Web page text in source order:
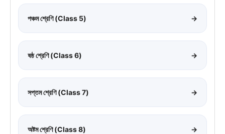
পঞ্চম শ্রেণি (Class 5) →
ষষ্ঠ শ্রেণি (Class 6) →
সপ্তম শ্রেণি (Class 7) →
অষ্টম শ্রেণি (Class 8) →